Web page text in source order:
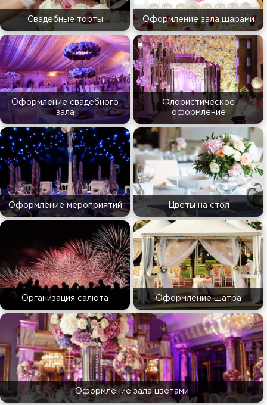
Свадебные торты Оформление зала шарами
Оформление свадебного
зала
Флористическое
оформление
Оформление мероприятий Цветы на стол
Организация салюта Оформление шатра
Оформление зала цветами